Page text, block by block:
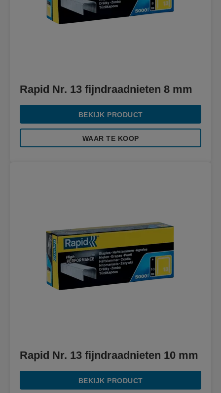
Rapid Nr. 13 fijndraadnieten 8 mm
BEKIJK PRODUCT
WAAR TE KOOP
Rapid Nr. 13 fijndraadnieten 10 mm
BEKIJK PRODUCT